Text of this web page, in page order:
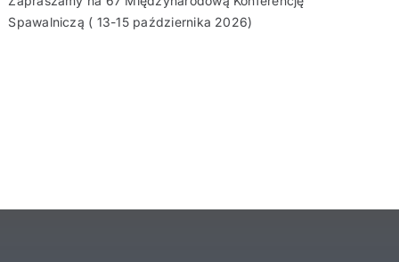
Spawalniczą ( 13-15 października 2026)